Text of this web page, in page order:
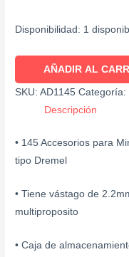
Disponibilidad: 1
AÑADIR AL
SKU:AD1145 Categoría:
Descripción
• 145 Accesorios para
tipo Dremel
• Tiene vástago de
multiproposito
• Caja de